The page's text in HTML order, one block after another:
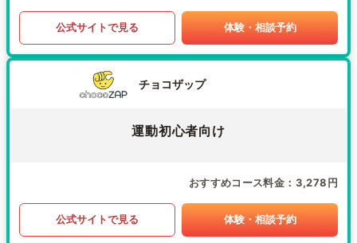
公式サイトで見る 体験・相談予約
チョコザップ
運動初心者向け
おすすめコース料金 3,278円
公式サイトで見る 体験・相談予約